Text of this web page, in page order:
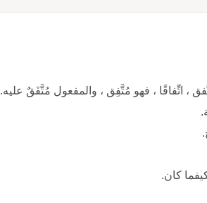
، اتِّفاقًا ، فهو مُتَّفِق ، والمفعول مُتَّفَقٌ عليه.
كان.